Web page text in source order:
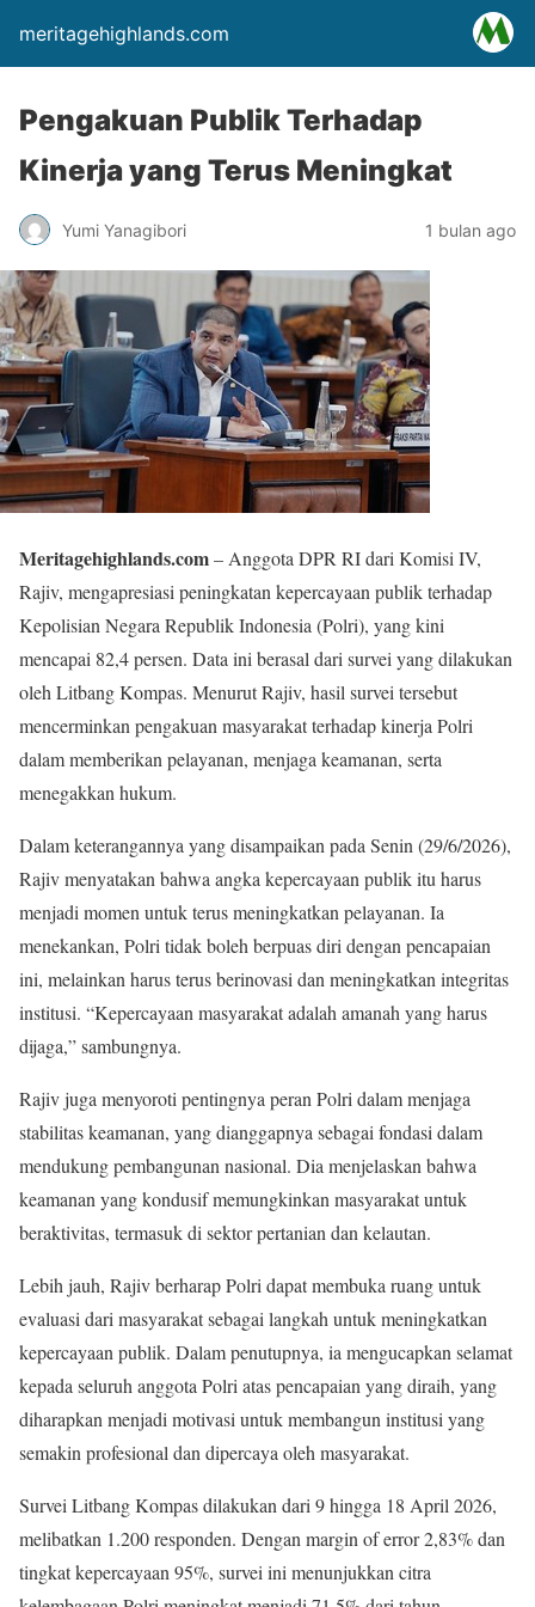
meritagehighlands.com
Pengakuan Publik Terhadap
Kinerja yang Terus Meningkat
Yumi Yanagibori 1 bulan ago
Meritagehighlands.com– Anggota DPR RI dari Komisi IV,
Rajiv, mengapresiasi peningkatan kepercayaan publik terhadap
Kepolisian Negara Republik Indonesia (Polri), yang kini
mencapai 82,4 persen. Data ini berasal dari survei yang dilakukan
oleh Litbang Kompas. Menurut Rajiv, hasil survei tersebut
mencerminkan pengakuan masyarakat terhadap kinerja Polri
dalam memberikan pelayanan, menjaga keamanan, serta
menegakkan hukum.
Dalam keterangannya yang disampaikan pada Senin (29/6/2026),
Rajiv menyatakan bahwa angka kepercayaan publik itu harus
menjadi momen untuk terus meningkatkan pelayanan. Ia
menekankan, Polri tidak boleh berpuas diri dengan pencapaian
ini, melainkan harus terus berinovasi dan meningkatkan integritas
institusi. “Kepercayaan masyarakat adalah amanah yang harus
dijaga,” sambungnya.
Rajiv juga menyoroti pentingnya peran Polri dalam menjaga
stabilitas keamanan, yang dianggapnya sebagai fondasi dalam
mendukung pembangunan nasional. Dia menjelaskan bahwa
keamanan yang kondusif memungkinkan masyarakat untuk
beraktivitas, termasuk di sektor pertanian dan kelautan.
Lebih jauh, Rajiv berharap Polri dapat membuka ruang untuk
evaluasi dari masyarakat sebagai langkah untuk meningkatkan
kepercayaan publik. Dalam penutupnya, ia mengucapkan selamat
kepada seluruh anggota Polri atas pencapaian yang diraih, yang
diharapkan menjadi motivasi untuk membangun institusi yang
semakin profesional dan dipercaya oleh masyarakat.
Survei Litbang Kompas dilakukan dari 9 hingga 18 April 2026,
melibatkan 1.200 responden. Dengan margin of error 2,83% dan
tingkat kepercayaan 95%, survei ini menunjukkan citra